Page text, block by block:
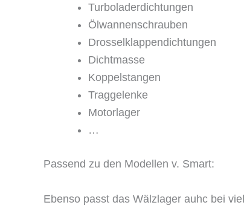
Turboladerdichtungen
Ölwannenschrauben
Drosselklappendichtungen
Dichtmasse
Koppelstangen
Traggelenke
Motorlager
…
Passend zu den Modellen v. Smart:
Ebenso passt das Wälzlager auhc bei